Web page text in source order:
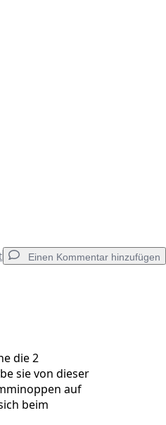
Einen Kommentar hinzufügen
Abbrechen Kommentieren
die 2
sie von dieser
auf
beim